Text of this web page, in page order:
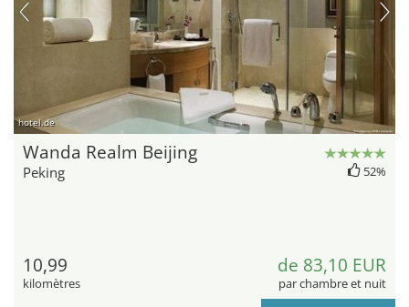
hotel.de
Wanda Realm Beijing
Peking 52%
10,99
kilomètres
de 83,10 EUR
par chambre et nuit